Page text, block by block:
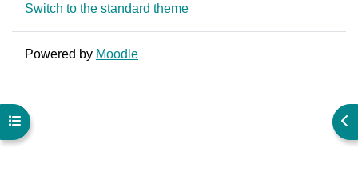
Open course index
Switch to the standard theme
Powered by Moodle